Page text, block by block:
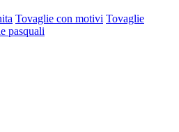
Tovaglie con motivi Tovaglie
pasquali